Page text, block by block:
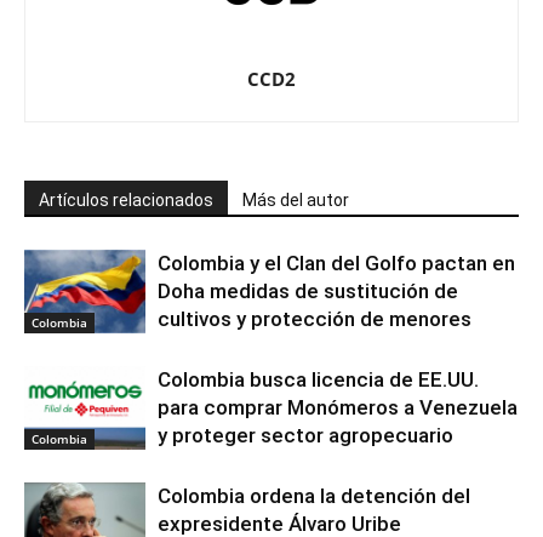
CCD2
Artículos relacionados Más del autor
Colombia
Colombia y el Clan del Golfo pactan en
Doha medidas de sustitución de
cultivos y protección de menores
Colombia
Colombia busca licencia de EE.UU.
para comprar Monómeros a Venezuela
y proteger sector agropecuario
Colombia ordena la detención del
expresidente Álvaro Uribe